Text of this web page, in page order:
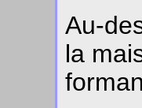
Au-
la